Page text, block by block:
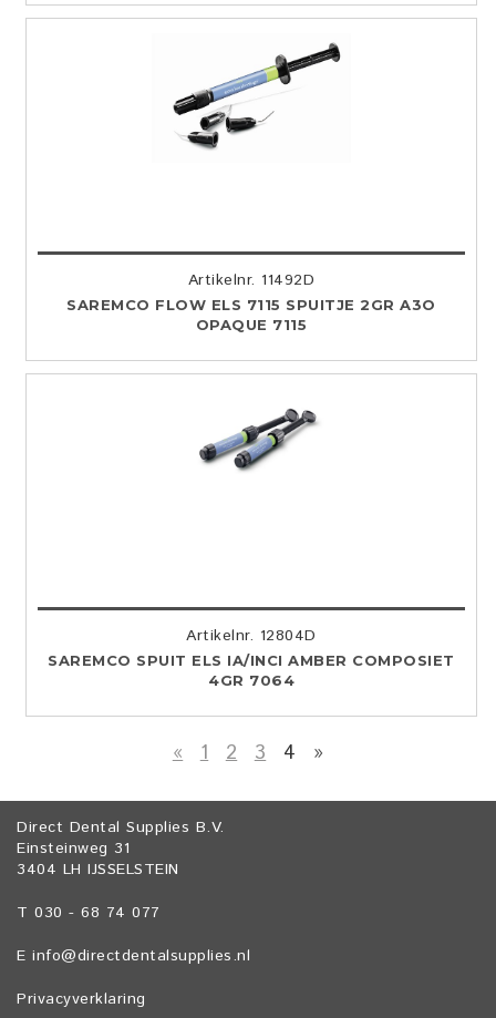
Artikelnr. 11492D
SAREMCO FLOW ELS 7115 SPUITJE 2GR A3O
OPAQUE 7115
Artikelnr. 12804D
SAREMCO SPUIT ELS IA/INCI AMBER COMPOSIET
4GR 7064
« 1 2 3 4 »
Direct Dental Supplies B.V.
Einsteinweg 31
3404 LH IJSSELSTEIN
T 030 - 68 74 077
E info@directdentalsupplies.nl
Privacyverklaring